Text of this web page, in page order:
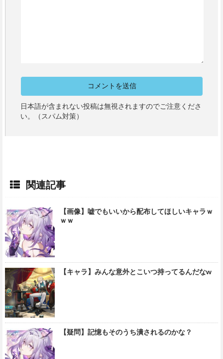
日本語が含まれない投稿は無視されますのでご注意くださ
い。（スパム対策）
関連記事
【画像】嘘でもいいから配布してほしいキャラｗ
ｗｗ
【キャラ】みんな意外とこいつ持ってるんだなw
【疑問】記憶もそのうち潰されるのかな？